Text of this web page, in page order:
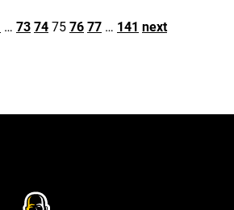
… 73 74 75 76 77 … 141 next